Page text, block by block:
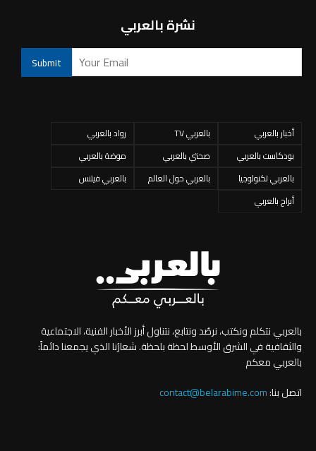
نشرة بالعربي
أخبار بالعربي بالعربي TV
رواد بالعربي
بودكاست بالعربي
صحتي بالعربي
موضة بالعربي
بالعربي تكنولوجيا
بالعربي حول العالم
بالعربي فيتنس
أبراج بالعربي
بالعربي نتكلم ونكتب، نرصُد ونتابع، نتناول أبرز الأخبار الفنية، الاجتماعية
والثقافية في الشرق الأوسط لحظة بلحظة. شعارُنا الذي يجمعنا دائماً:
بالعربي معكم
اتصل بنا:contact@belarabime.com